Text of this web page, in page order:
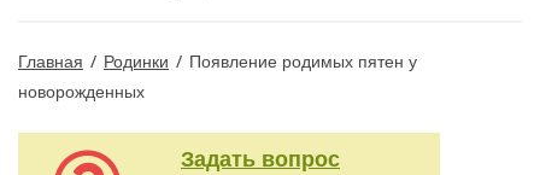
Главная / Родинки / Появление родимых пятен у
новорожденных
Задать вопрос